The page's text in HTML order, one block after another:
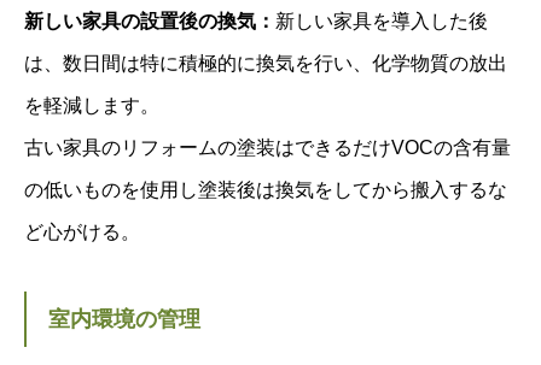
新しい家具の設置後の換気： 新しい家具を導入した後
は、数日間は特に積極的に換気を行い、化学物質の放出
を軽減します。
古い家具のリフォームの塗装はできるだけVOCの含有量
の低いものを使用し塗装後は換気をしてから搬入するな
ど心がける。
室内環境の管理